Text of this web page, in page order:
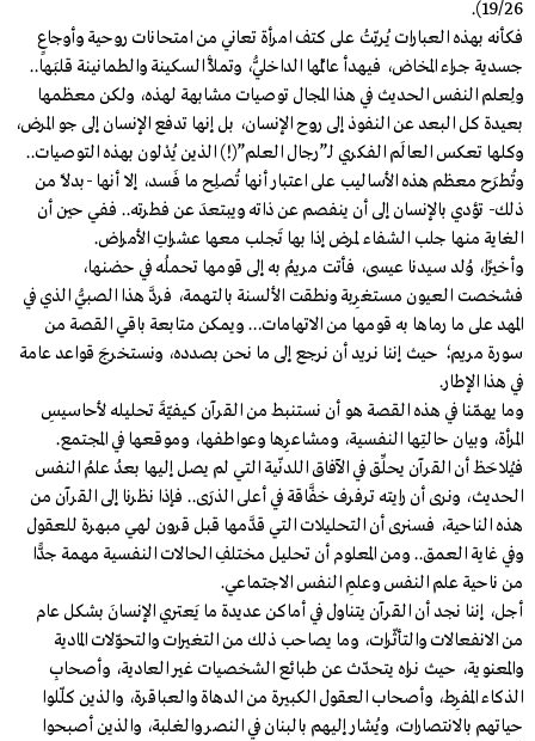
19/26).
فكأنه بهذه العبارات يُربّتُ على كتف امرأة تعاني من امتحانات روحية وأوجاعٍ
جسدية جراء المخاض، فيهدأ عالَمُها الداخليُّ، وتملأُ السكينة والطمانينة قلبَها..
ولِعلم النفس الحديث في هذا المجال توصيات مشابهة لهذه، ولكن معظمها
بعيدة كل البعد عن النفوذ إلى روح الإنسان، بل إنها تدفع الإنسان إلى جو المرض،
وكلها تعكس العالَم الفكري لـ”رجال العلم”(!) الذين يُدْلون بهذه التوصيات..
وتُطرَح معظم هذه الأساليب على اعتبار أنها تُصلِح ما فَسد، إلا أنها -بدلًا من
ذلك- تؤدي بالإنسان إلى أن ينفصم عن ذاته ويبتعدَ عن فطرته.. ففي حين أن
الغاية منها جلب الشفاء لمرض إذا بها تَجلب معها عشراتِ الأمراض.
وأخيرًا، وُلد سيدنا عيسى، فأتت مريمُ به إلى قومها تحملُه في حضنها،
فشخصت العيون مستغرِبة ونطقت الألسنة بالتهمة، فردَّ هذا الصبيُّ الذي في
المهد على ما رماها به قومها من الاتهامات… ويمكن متابعة باقي القصة من
سورة مريم؛ حيث إننا نريد أن نرجع إلى ما نحن بصدده، ونستخرجَ قواعد عامة
في هذا الإطار.
وما يهمّنا في هذه القصة هو أن نستنبط من القرآن كيفيّةَ تحليله لأحاسيسِ
المرأة، وبيان حالتِها النفسية، ومشاعرِها وعواطفها، وموقعها في المجتمع.
فيُلاحَظ أن القرآن يحلِّق في الآفاق اللدنّية التي لم يصل إليها بعدُ علمُ النفس
الحديث، ونرى أن رايته ترفرف خفَّاقة في أعلى الذرَى.. فإذا نظرنا إلى القرآن من
هذه الناحية، فسنرى أن التحليلات التي قدَّمها قبل قرون لهي مبهرة للعقول
وفي غاية العمق.. ومن المعلوم أن تحليل مختلفِ الحالات النفسية مهمة جدًّا
من ناحية علم النفس وعلمِ النفس الاجتماعي.
أجل، إننا نجد أن القرآن يتناول في أماكن عديدة ما يَعتري الإنسانَ بشكل عام
من الانفعالات والتأثّرات، وما يصاحب ذلك من التغيرات والتحوّلات المادية
والمعنوية، حيث نراه يتحدّث عن طبائع الشخصيات غير العادية، وأصحابِ
الذكاء المفرِط، وأصحاب العقول الكبيرة من الدهاة والعباقرة، والذين كلّلوا
حياتهم بالانتصارات، ويُشار إليهم بالبنان في النصر والغلبة، والذين أصبحوا